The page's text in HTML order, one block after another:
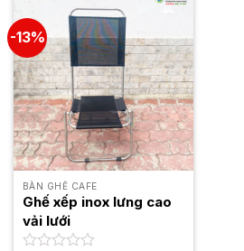
có
nhiều
biến
thể.
Các
tùy
chọn
có
thể
được
chọn
trên
-13%
BÀN GHẾ CAFE
Ghế xếp inox lưng cao
vải lưới